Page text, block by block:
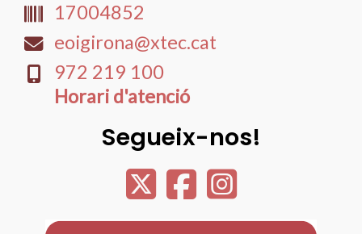
17004852
eoigirona@xtec.cat
​972 219 100
Horari d'atenció
Segueix-nos!